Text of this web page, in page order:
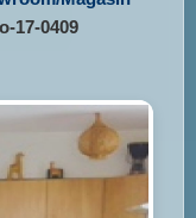
17-0409